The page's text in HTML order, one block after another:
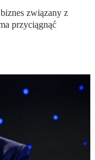
związany z
przyciągnąć